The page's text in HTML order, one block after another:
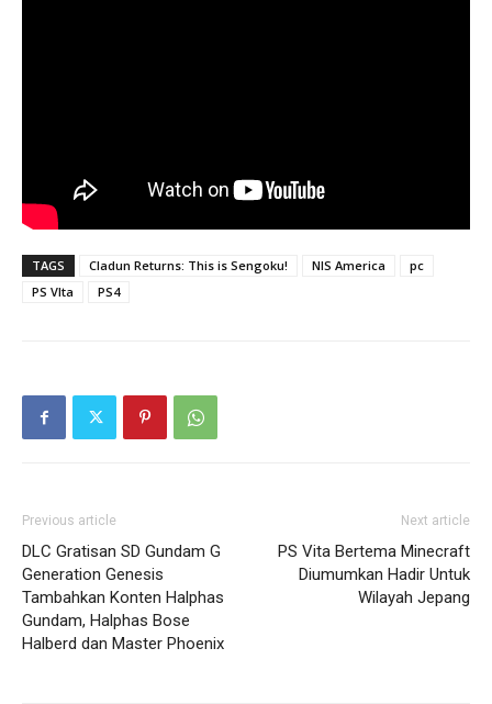
TAGS Cladun Returns: This is Sengoku! NIS America
pc
PS VIta
PS4
Previous article
DLC Gratisan SD Gundam G
Generation Genesis
Tambahkan Konten Halphas
Gundam, Halphas Bose
Halberd dan Master Phoenix
Next article
PS Vita Bertema Minecraft
Diumumkan Hadir Untuk
Wilayah Jepang